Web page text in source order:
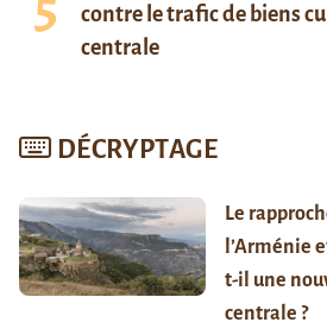
contre le trafic de biens
centrale
DÉCRYPTAGE
Le
l’Arménie
t-il une
centrale ?